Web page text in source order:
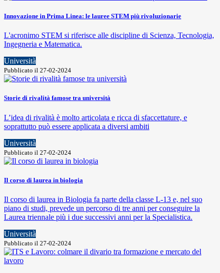
Innovazione in Prima Linea: le lauree STEM più rivoluzionarie
L'acronimo STEM si riferisce alle discipline di Scienza, Tecnologia,
Ingegneria e Matematica.
Università
Pubblicato il 27-02-2024
Storie di rivalità famose tra università
L’idea di rivalità è molto articolata e ricca di sfaccettature, e
soprattutto può essere applicata a diversi ambiti
Università
Pubblicato il 27-02-2024
Il corso di laurea in biologia
Il corso di laurea in Biologia fa parte della classe L-13 e, nel suo
piano di studi, prevede un percorso di tre anni per conseguire la
Laurea triennale più i due successivi anni per la Specialistica.
Università
Pubblicato il 27-02-2024